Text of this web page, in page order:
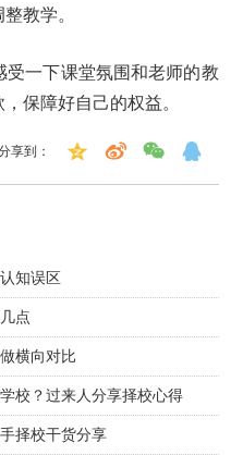
教学。
一下课堂氛围和老师的教
保障好自己的权益。
享到：
知误区
点
横向对比
校？过来人分享择校心得
择校干货分享